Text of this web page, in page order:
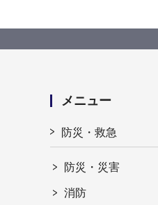
メニュー
防災・救急
防災・災害
消防